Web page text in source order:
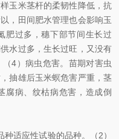
玉米茎杆的柔韧性降低，抗
，田间肥水管理也会影响玉
肥过多，穗下部节间生长过
水过多，生长过旺，又没有
4）病虫危害。苗期对害虫
抽雄后玉米螟危害严重，茎
腐病、纹枯病危害，造成倒
种适应性试验的品种。（2）